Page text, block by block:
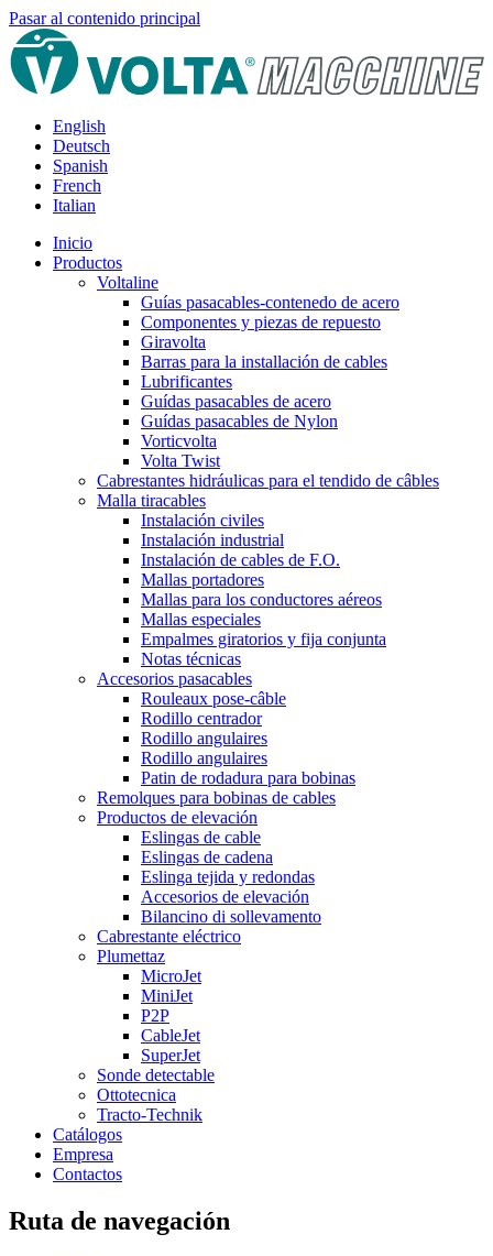
Pasar al contenido principal
English
Deutsch
Spanish
French
Italian
Inicio
Productos
Voltaline
Guías pasacables-contenedo de acero
Componentes y piezas de repuesto
Giravolta
Barras para la installación de cables
Lubrificantes
Guídas pasacables de acero
Guídas pasacables de Nylon
Vorticvolta
Volta Twist
Cabrestantes hidráulicas para el tendido de câbles
Malla tiracables
Instalación civiles
Instalación industrial
Instalación de cables de F.O.
Mallas portadores
Mallas para los conductores aéreos
Mallas especiales
Empalmes giratorios y fija conjunta
Notas técnicas
Accesorios pasacables
Rouleaux pose-câble
Rodillo centrador
Rodillo angulaires
Rodillo angulaires
Patin de rodadura para bobinas
Remolques para bobinas de cables
Productos de elevación
Eslingas de cable
Eslingas de cadena
Eslinga tejida y redondas
Accesorios de elevación
Bilancino di sollevamento
Cabrestante eléctrico
Plumettaz
MicroJet
MiniJet
P2P
CableJet
SuperJet
Sonde detectable
Ottotecnica
Tracto-Technik
Catálogos
Empresa
Contactos
Ruta de navegación